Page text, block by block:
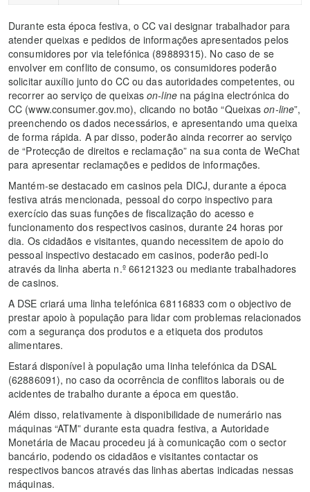
Durante esta época festiva, o CC vai designar trabalhador para
atender queixas e pedidos de informações apresentados pelos
consumidores por via telefónica (89889315). No caso de se
envolver em conflito de consumo, os consumidores poderão
solicitar auxílio junto do CC ou das autoridades competentes, ou
recorrer ao serviço de queixason-linena página electrónica do
CC (www.consumer.gov.mo), clicando no botão “Queixason-line”,
preenchendo os dados necessários, e apresentando uma queixa
de forma rápida. A par disso, poderão ainda recorrer ao serviço
de “Protecção de direitos e reclamação” na sua conta de WeChat
para apresentar reclamações e pedidos de informações.
Mantém-se destacado em casinos pela DICJ, durante a época
festiva atrás mencionada, pessoal do corpo inspectivo para
exercício das suas funções de fiscalização do acesso e
funcionamento dos respectivos casinos, durante 24 horas por
dia. Os cidadãos e visitantes, quando necessitem de apoio do
pessoal inspectivo destacado em casinos, poderão pedi-lo
através da linha aberta n.º 66121323 ou mediante trabalhadores
de casinos.
A DSE criará uma linha telefónica 68116833 com o objectivo de
prestar apoio à população para lidar com problemas relacionados
com a segurança dos produtos e a etiqueta dos produtos
alimentares.
Estará disponível à população uma linha telefónica da DSAL
(62886091), no caso da ocorrência de conflitos laborais ou de
acidentes de trabalho durante a época em questão.
Além disso, relativamente à disponibilidade de numerário nas
máquinas “ATM” durante esta quadra festiva, a Autoridade
Monetária de Macau procedeu já à comunicação com o sector
bancário, podendo os cidadãos e visitantes contactar os
respectivos bancos através das linhas abertas indicadas nessas
máquinas.